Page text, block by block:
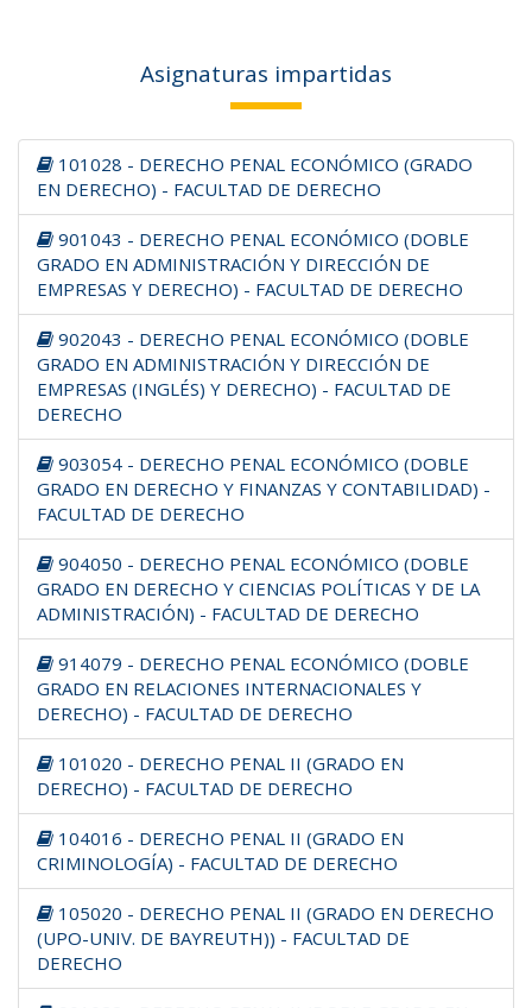
Asignaturas impartidas
101028 - DERECHO PENAL ECONÓMICO (GRADO
EN DERECHO) - FACULTAD DE DERECHO
901043 - DERECHO PENAL ECONÓMICO (DOBLE
GRADO EN ADMINISTRACIÓN Y DIRECCIÓN DE
EMPRESAS Y DERECHO) - FACULTAD DE DERECHO
902043 - DERECHO PENAL ECONÓMICO (DOBLE
GRADO EN ADMINISTRACIÓN Y DIRECCIÓN DE
EMPRESAS (INGLÉS) Y DERECHO) - FACULTAD DE
DERECHO
903054 - DERECHO PENAL ECONÓMICO (DOBLE
GRADO EN DERECHO Y FINANZAS Y CONTABILIDAD) -
FACULTAD DE DERECHO
904050 - DERECHO PENAL ECONÓMICO (DOBLE
GRADO EN DERECHO Y CIENCIAS POLÍTICAS Y DE LA
ADMINISTRACIÓN) - FACULTAD DE DERECHO
914079 - DERECHO PENAL ECONÓMICO (DOBLE
GRADO EN RELACIONES INTERNACIONALES Y
DERECHO) - FACULTAD DE DERECHO
101020 - DERECHO PENAL II (GRADO EN
DERECHO) - FACULTAD DE DERECHO
104016 - DERECHO PENAL II (GRADO EN
CRIMINOLOGÍA) - FACULTAD DE DERECHO
105020 - DERECHO PENAL II (GRADO EN DERECHO
(UPO-UNIV. DE BAYREUTH)) - FACULTAD DE
DERECHO